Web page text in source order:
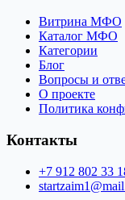
Витрина МФО
Каталог МФО
Категории
Блог
Вопросы и
О проекте
Политика
Контакты
+7 912 802 33